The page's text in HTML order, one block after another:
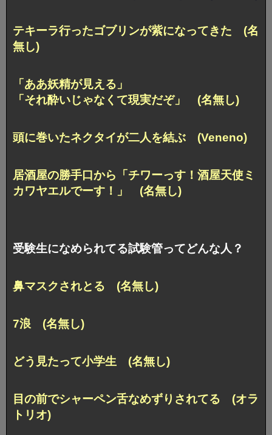
テキーラ行ったゴブリンが紫になってきた (名
無し)
「ああ妖精が見える」
「それ酔いじゃなくて現実だぞ」 (名無し)
頭に巻いたネクタイが二人を結ぶ (Veneno)
居酒屋の勝手口から「チワーっす！酒屋天使ミ
カワヤエルでーす！」 (名無し)
受験生になめられてる試験管ってどんな人？
鼻マスクされとる (名無し)
7浪 (名無し)
どう見たって小学生 (名無し)
目の前でシャーペン舌なめずりされてる (オラ
トリオ)